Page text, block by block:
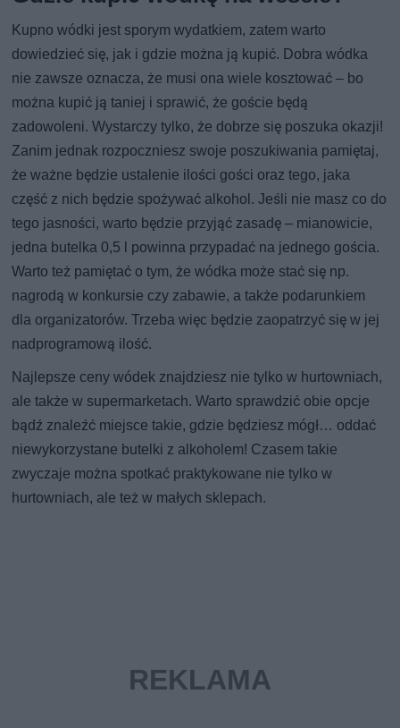
Kupno wódki jest sporym wydatkiem, zatem warto
dowiedzieć się, jak i gdzie można ją kupić. Dobra wódka
nie zawsze oznacza, że musi ona wiele kosztować – bo
można kupić ją taniej i sprawić, że goście będą
zadowoleni. Wystarczy tylko, że dobrze się poszuka okazji!
Zanim jednak rozpoczniesz swoje poszukiwania pamiętaj,
że ważne będzie ustalenie ilości gości oraz tego, jaka
część z nich będzie spożywać alkohol. Jeśli nie masz co do
tego jasności, warto będzie przyjąć zasadę – mianowicie,
jedna butelka 0,5 l powinna przypadać na jednego gościa.
Warto też pamiętać o tym, że wódka może stać się np.
nagrodą w konkursie czy zabawie, a także podarunkiem
dla organizatorów. Trzeba więc będzie zaopatrzyć się w jej
nadprogramową ilość.
Najlepsze ceny wódek znajdziesz nie tylko w hurtowniach,
ale także w supermarketach. Warto sprawdzić obie opcje
bądź znaleźć miejsce takie, gdzie będziesz mógł… oddać
niewykorzystane butelki z alkoholem! Czasem takie
zwyczaje można spotkać praktykowane nie tylko w
hurtowniach, ale też w małych sklepach.